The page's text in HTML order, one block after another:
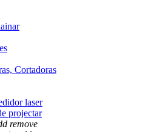
Cortadoras
laser
projectar
remove